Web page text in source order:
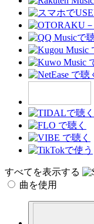
すべてを表示する
曲を使用